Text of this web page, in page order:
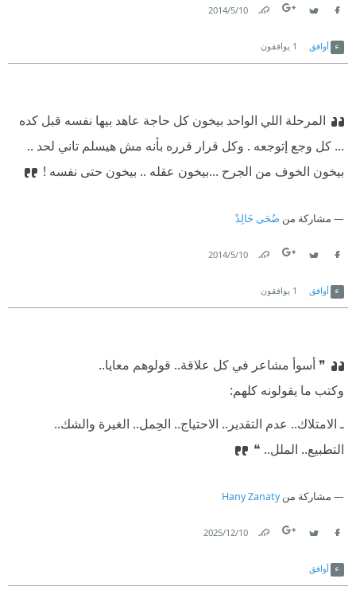
10‏/5‏/2014
أوافق 1 يوافقون
المرحلة اللي الواحد بيخون كل حاجة عاهد بيها نفسه قبل كده
... كل وجع إتوجعه . وكل قرار قرره بأنه مش هيسلم تاني لحد ..
بيخون الخوف من الجرح ...بيخون عقله .. بيخون حتى نفسه !
مشاركة من ضُحَى خَالِدْ
10‏/5‏/2014
أوافق 1 يوافقون
❞ أسوأ مشاعر في كل علاقة.. قولوهم معايا..
⁠‫وكتب ما يقولونه كلهم:
⁠‫ـ الامتلاك.. عدم التقدير.. الاحتياج.. الحِمل.. الغيرة والشك..
التطبيع.. الملل.. ❝
مشاركة منHany Zanaty
10‏/12‏/2025
أوافق